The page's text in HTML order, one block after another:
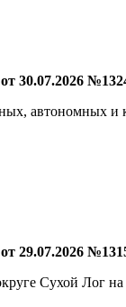
30.07.2026
автономных
29.07.2026
Сухой Лог